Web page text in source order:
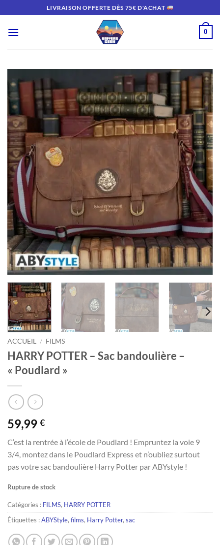
au
contenu
LIVRAISON OFFERTE DÈS 75€ D'ACHAT
0
ACCUEIL / FILMS
HARRY POTTER – Sac bandoulière –
« Poudlard »
59,99 €
C’est la rentrée à l’école de Poudlard ! Empruntez la voie 9
3/4, montez dans le Poudlard Express et n’oubliez surtout
pas votre sac bandoulière Harry Potter par ABYstyle !
Rupture de stock
Catégories : FILMS, HARRY POTTER
Étiquettes :ABYStyle, films, Harry Potter, sac